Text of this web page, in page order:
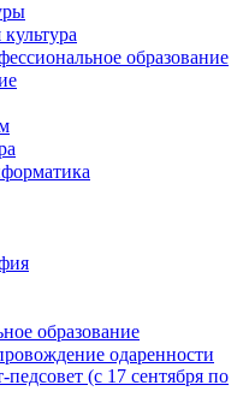
образование
образование
одаренности
(с 17 сентября по